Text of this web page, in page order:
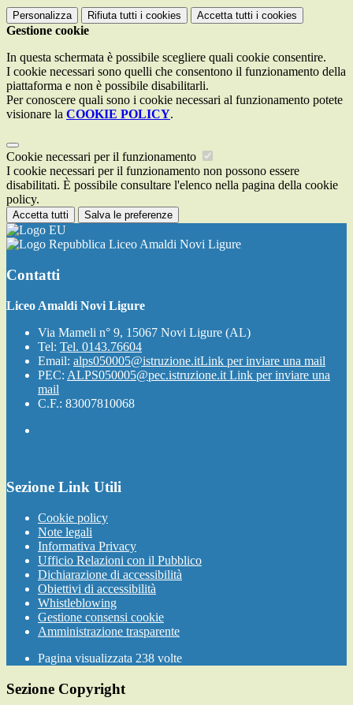
Personalizza Rifiuta tutti i cookies Accetta tutti i cookies
Gestione cookie
In questa schermata è possibile scegliere quali cookie consentire.
I cookie necessari sono quelli che consentono il funzionamento della
piattaforma e non è possibile disabilitarli.
Per conoscere quali sono i cookie necessari al funzionamento potete
visionare la COOKIE POLICY.
Cookie necessari per il funzionamento
I cookie necessari per il funzionamento non possono essere
disabilitati. È possibile consultare l'elenco nella pagina della cookie
policy.
Accetta tutti Salva le preferenze
Liceo Amaldi Novi Ligure
Contatti
Liceo Amaldi Novi Ligure
Via Mameli n° 9, 15067 Novi Ligure (AL)
Tel: Tel. 0143.76604
Email: alps050005@istruzione.itLink per inviare una mail
PEC: ALPS050005@pec.istruzione.it Link per inviare una
mail
C.F.: 83007810068
Sezione Link Utili
Cookie policy
Note legali
Informativa Privacy
Ufficio Relazioni con il Pubblico
Dichiarazione di accessibilità
Obiettivi di accessibilità
Whistleblowing
Gestione consensi cookie
Amministrazione trasparente
Pagina visualizzata 238 volte
Sezione Copyright